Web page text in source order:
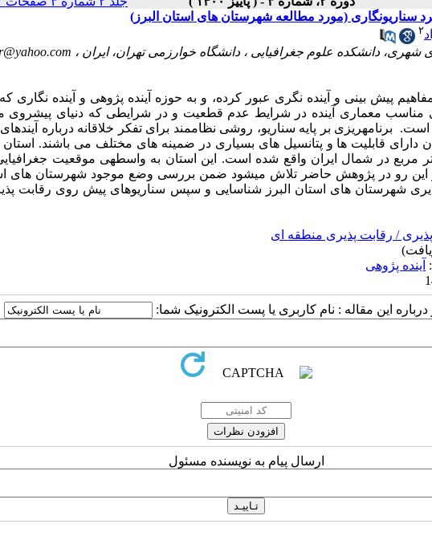
سناریونگاری (مورد مطالعه شهرستان های استان البرز)
۲
پیش بینی و آینده نگری عبور کرده، و به حوزه آینده پژوهی و آینده نگاری
مناسب معماری آینده در شرایط عدم قطعیت و در شرایطی که دنیای پیشروی
برنامه­ریزی بر پایه سناریو، روشی نظام­مند برای تفکر خلاقانه درباره
دارای قابلیت ها و پتانسیل های بسیاری در ضمینه های مختلف می باشند.
که با وسعت 5800 کیلومتر مربع در شمال ایران واقع شده است. این استان به واسطه­ی موقعیت
این رو در پژوهش حاضر تلاش می­شود ضمن بررسی وضع موجود شهرستان های
شهرستان های استان البرز شناسایی و سپس سناریوهای پیش روی رقابت
پذیری / رقابت پذیری منطقه ای
آینده پژوهی
این مقاله : نام کاربری یا پست الکترونیک شما:
ارسال پیام به نویسنده مسئول